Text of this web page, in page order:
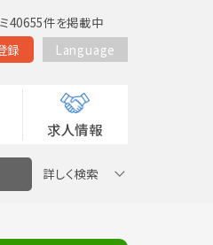
40655件を掲載中
録 Language
求人情報
詳しく検索